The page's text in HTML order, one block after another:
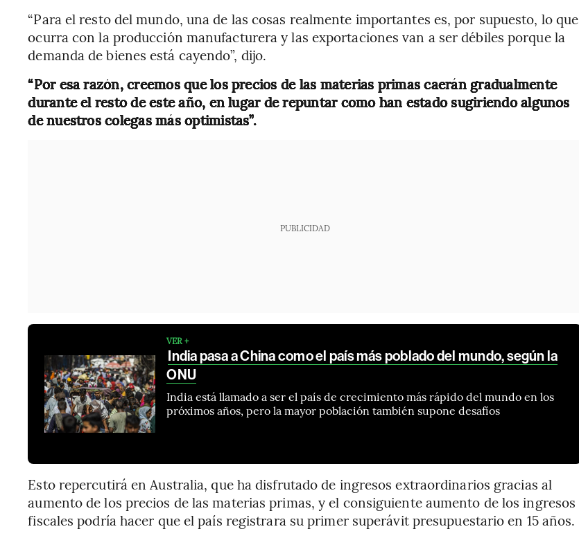
“Para el resto del mundo, una de las cosas realmente importantes es, por supuesto, lo que
ocurra con la producción manufacturera y las exportaciones van a ser débiles porque la
demanda de bienes está cayendo”, dijo.
“Por esa razón, creemos que los precios de las materias primas caerán gradualmente
durante el resto de este año, en lugar de repuntar como han estado sugiriendo algunos
de nuestros colegas más optimistas”.
PUBLICIDAD
VER +
India pasa a China como el país más poblado del mundo, según la
ONU
India está llamado a ser el país de crecimiento más rápido del mundo en los
próximos años, pero la mayor población también supone desafíos
Esto repercutirá en Australia, que ha disfrutado de ingresos extraordinarios gracias al
aumento de los precios de las materias primas, y el consiguiente aumento de los ingresos
fiscales podría hacer que el país registrara su primer superávit presupuestario en 15 años.